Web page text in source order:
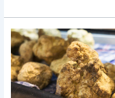
7º
Festival
de
la
Trufa
Blanca